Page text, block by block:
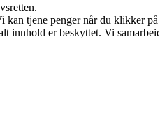
tjene penger når du klikker på
innhold er beskyttet. Vi